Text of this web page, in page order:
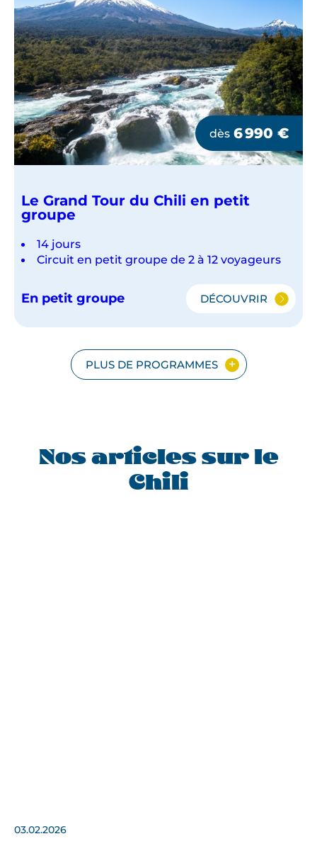
dès 6 990 €
Le Grand Tour du Chili en petit
groupe
14 jours
Circuit en petit groupe de 2 à 12 voyageurs
En petit groupe DÉCOUVRIR
LE
DU
CHILI
EN
PLUS DE PROGRAMMES
Nos articles sur le
Chili
03.02.2026